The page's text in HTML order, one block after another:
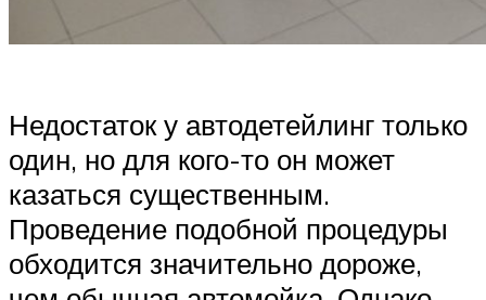
Недостаток у автодетейлинг только
один, но для кого-то он может
казаться существенным.
Проведение подобной процедуры
обходится значительно дороже,